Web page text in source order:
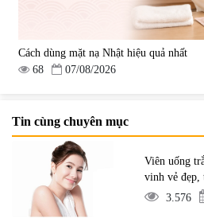
Cách dùng mặt nạ Nhật hiệu quả nhất
68
07/08/2026
Tin cùng chuyên mục
Viên uống
vinh vẻ đẹp,
3.576